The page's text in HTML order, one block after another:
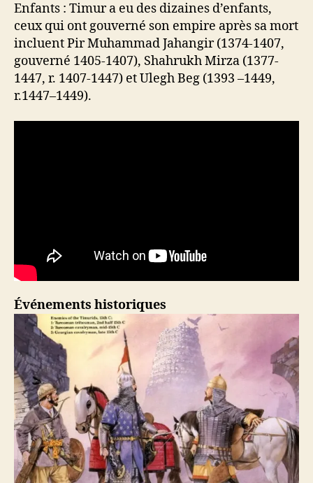
Enfants : Timur a eu des dizaines d’enfants,
ceux qui ont gouverné son empire après sa mort
incluent Pir Muhammad Jahangir (1374-1407,
gouverné 1405-1407), Shahrukh Mirza (1377-
1447, r. 1407-1447) et Ulegh Beg (1393 –1449,
r.1447–1449).
Événements historiques